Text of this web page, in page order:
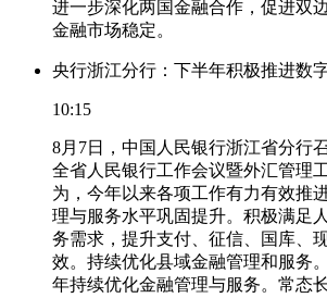
进一步深化两国金融合作，促进双
金融市场稳定。
央行浙江分行：下半年积极推进数
10:15
8月7日，中国人民银行浙江省分行
全省人民银行工作会议暨外汇管理
为，今年以来各项工作有力有效推
理与服务水平巩固提升。积极满足
务需求，提升支付、征信、国库、
效。持续优化县域金融管理和服务
年持续优化金融管理与服务。常态